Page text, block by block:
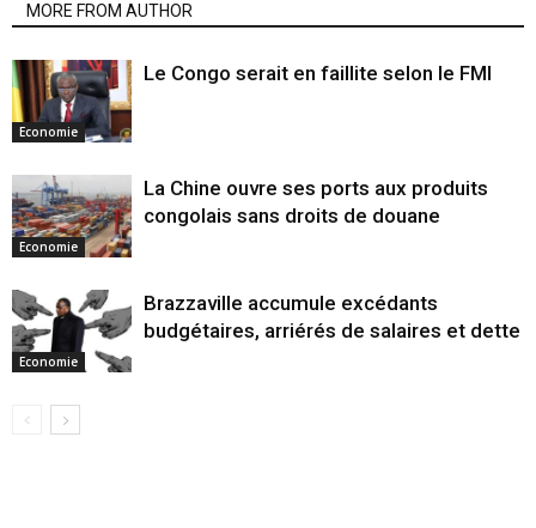
MORE FROM AUTHOR
Economie
Le Congo serait en faillite selon le FMI
Economie
La Chine ouvre ses ports aux produits
congolais sans droits de douane
Economie
Brazzaville accumule excédants
budgétaires, arriérés de salaires et dette